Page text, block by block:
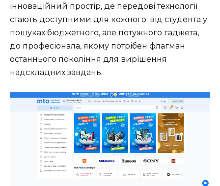
інноваційний простір, де передові технології
стають доступними для кожного: від студента у
пошуках бюджетного, але потужного гаджета,
до професіонала, якому потрібен флагман
останнього покоління для вирішення
надскладних завдань.